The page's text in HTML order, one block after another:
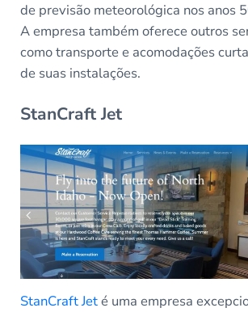
de previsão meteorológica nos anos
A empresa também oferece outros
como transporte e acomodações
de suas instalações.
StanCraft Jet
StanCraft Jeté uma empresa